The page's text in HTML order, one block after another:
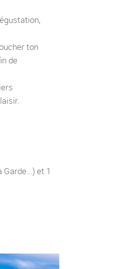
ton
de
et 1